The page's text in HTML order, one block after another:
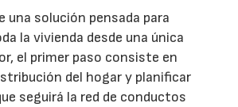
una solución pensada para
la vivienda desde una única
el primer paso consiste en
del hogar y planificar
seguirá la red de conductos